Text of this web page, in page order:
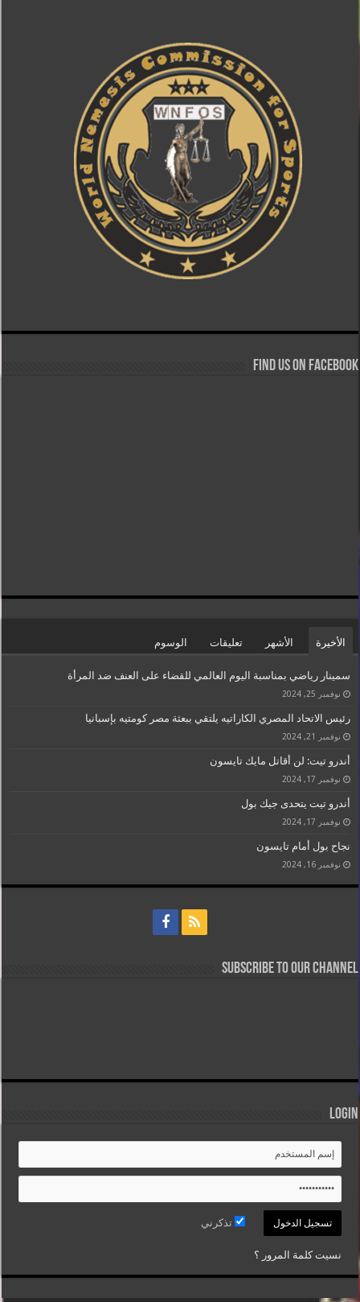
Find us on Facebook
الأخيرة الأشهر تعليقات الوسوم
سمينار رياضي بمناسبة اليوم العالمي للقضاء على العنف ضد المرأة
نوفمبر 25, 2024
رئيس الاتحاد المصري الكاراتيه يلتقي ببعثة مصر كومتيه بإسبانيا
نوفمبر 21, 2024
أندرو تيت: لن أقاتل مايك تايسون
نوفمبر 17, 2024
أندرو تيت يتحدى جيك بول
نوفمبر 17, 2024
نجاح بول أمام تايسون
نوفمبر 16, 2024
Subscribe to our Channel
Login
تذكرني
نسيت كلمة المرور ؟